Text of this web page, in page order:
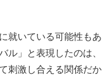
就いている可能性もあ
ル」と表現したのは、
刺激し合える関係だか